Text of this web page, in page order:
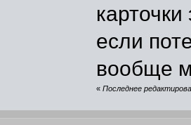
если
вообще
« Последнее